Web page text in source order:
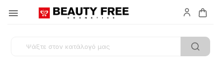
